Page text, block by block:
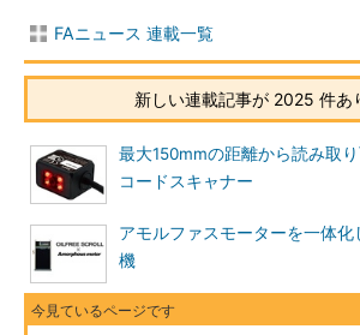
FAニュース 連載一覧
新しい連載記事が 2025 件あ
最大150mmの距離から読み取
コードスキャナー
アモルファスモーターを一体
機